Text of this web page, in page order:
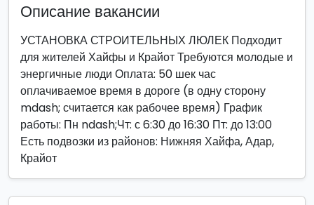
Описание вакансии
УСТАНОВКА СТРОИТЕЛЬНЫХ ЛЮЛЕК Подходит
для жителей Хайфы и Крайот Требуются молодые и
энергичные люди Оплата: 50 шек час
оплачиваемое время в дороге (в одну сторону
mdash; считается как рабочее время) График
работы: Пн ndash;Чт: с 6:30 до 16:30 Пт: до 13:00
Есть подвозки из районов: Нижняя Хайфа, Адар,
Крайот